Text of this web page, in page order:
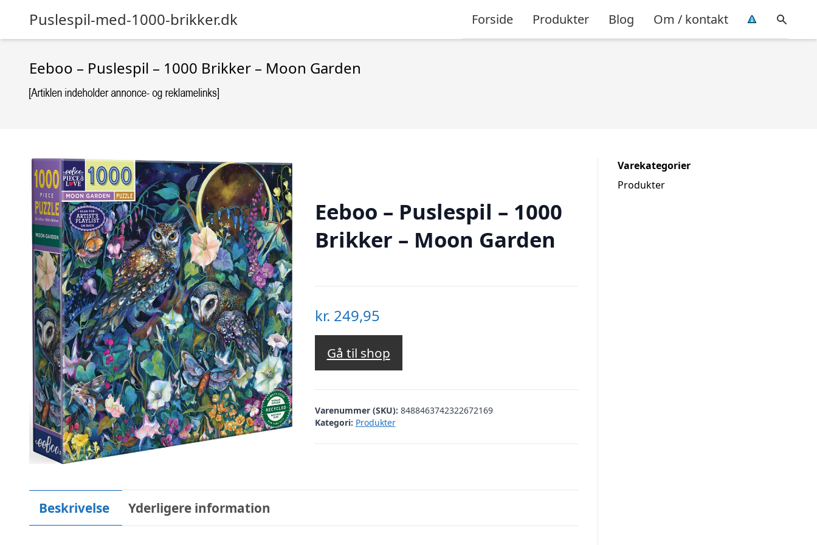
Puslespil-med-1000-brikker.dk Forside Produkter Blog Om / kontakt
Eeboo – Puslespil – 1000 Brikker – Moon Garden
Eeboo – Puslespil – 1000
Brikker – Moon Garden
kr. 249,95
Gå til shop
Varenummer (SKU): 8488463742322672169
Kategori: Produkter
Beskrivelse Yderligere information
Varekategorier
Produkter